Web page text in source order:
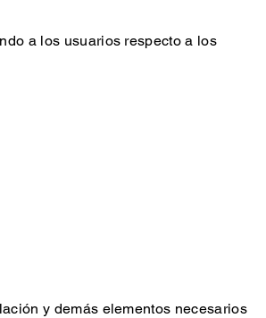
a los usuarios respecto a los
y demás elementos necesarios